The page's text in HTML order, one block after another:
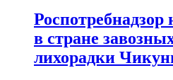
в стране
лихорадки